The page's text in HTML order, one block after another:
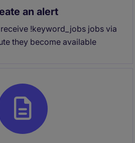
an alert
!keyword_jobs jobs via
they become available